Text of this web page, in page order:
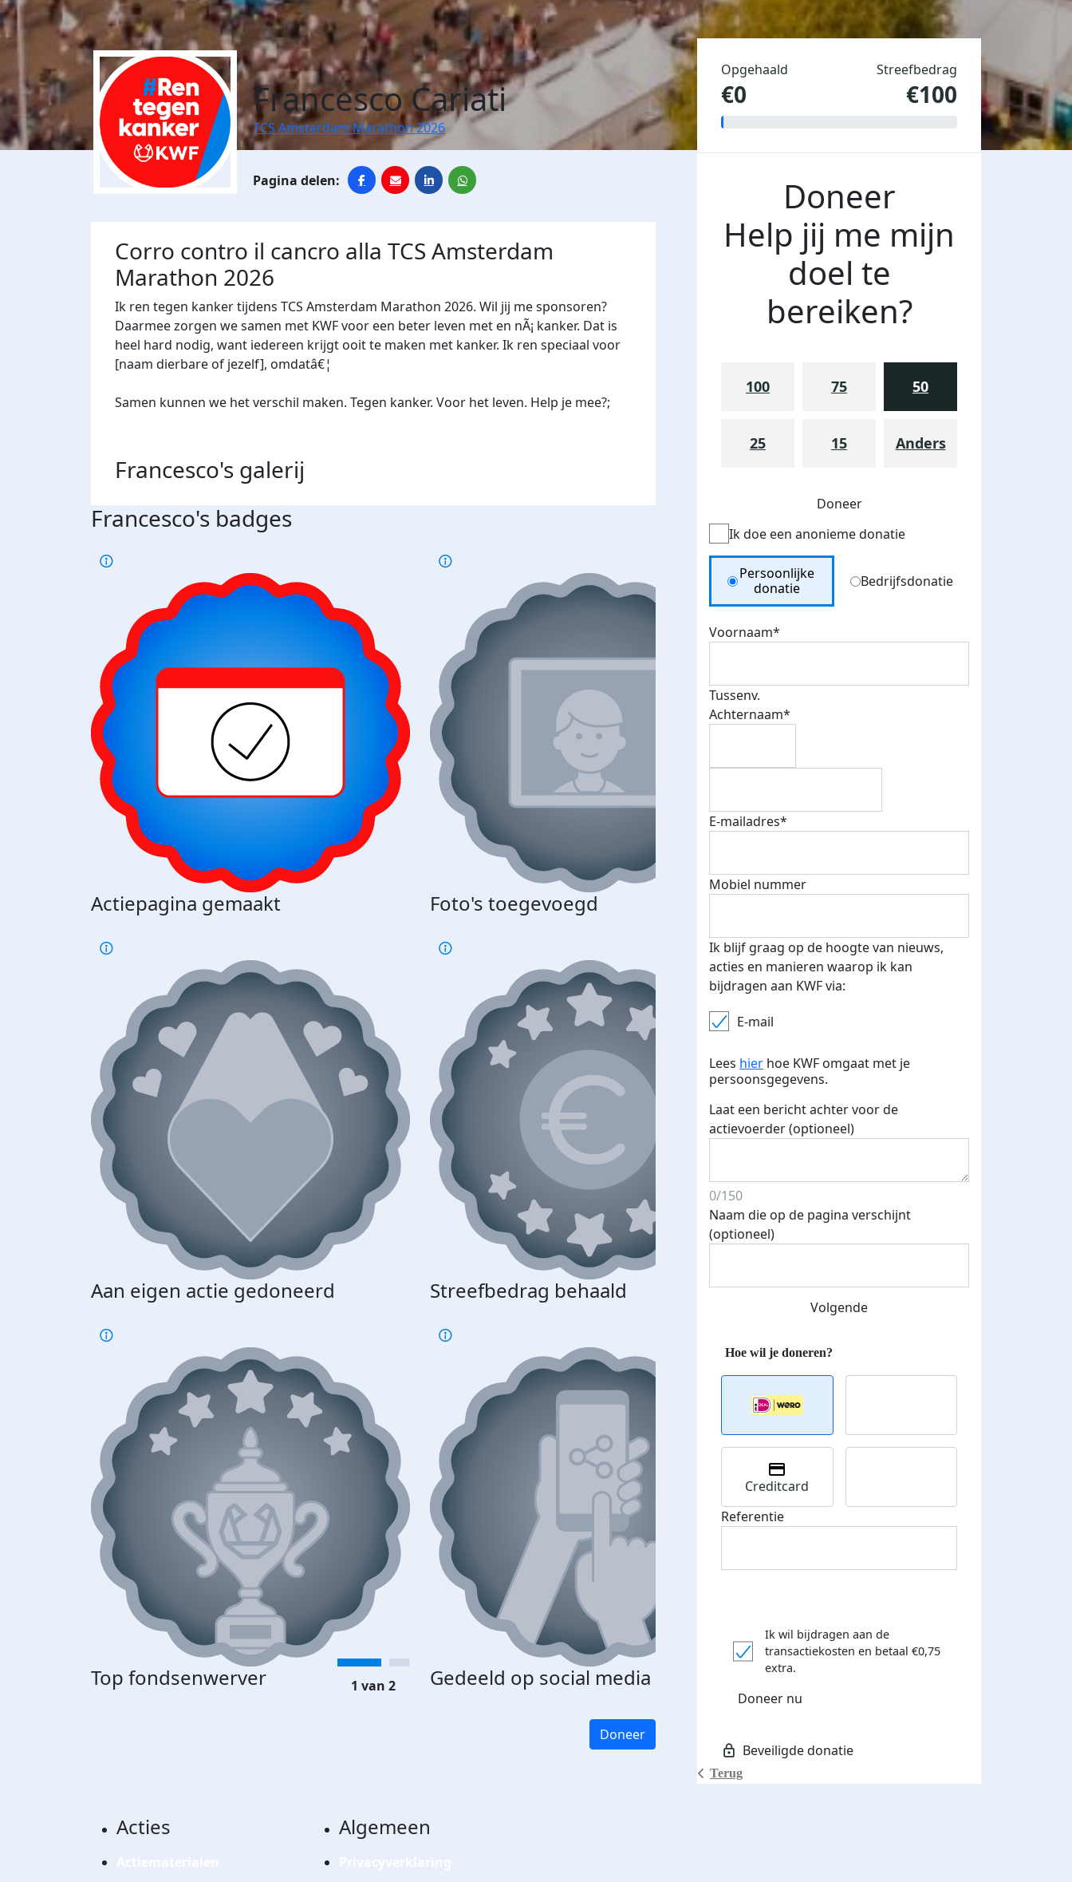
Francesco Cariati
TCS Amsterdam Marathon 2026
Corro contro il cancro alla TCS Amsterdam
Marathon 2026
Ik ren tegen kanker tijdens TCS Amsterdam Marathon 2026. Wil jij me sponsoren?
Daarmee zorgen we samen met KWF voor een beter leven met en nÃ¡ kanker. Dat is
heel hard nodig, want iedereen krijgt ooit te maken met kanker. Ik ren speciaal voor
[naam dierbare of jezelf], omdatâ€¦
Samen kunnen we het verschil maken. Tegen kanker. Voor het leven. Help je mee?;
Francesco's galerij
Francesco's badges
Actiepagina gemaakt Foto's toegevoegd E-mails verstuurd
Aan eigen actie gedoneerd Streefbedrag behaald Streefbedrag verhoogd
Top fondsenwerver Gedeeld op social media Donateurs bedankt
€500 euro opgehaald: t-shirt
1 van 2
Doneer
Opgehaald
€0
Streefbedrag
€100
Doneer
Help jij me mijn
doel te
bereiken?
100 75 50
25 15 Anders
Doneer
Ik doe een anonieme donatie
Donation Type
Persoonlijke
donatie
Bedrijfsdonatie
Voornaam*
Tussenv.
Achternaam*
E-mailadres*
Mobiel nummer
Ik blijf graag op de hoogte van nieuws,
acties en manieren waarop ik kan
bijdragen aan KWF via:
E-mail
Lees hier hoe KWF omgaat met je
persoonsgegevens.
Laat een bericht achter voor de
actievoerder (optioneel)
0/150
Naam die op de pagina verschijnt
(optioneel)
Volgende
Terug
Creditcard
Referentie
Ik wil bijdragen aan de
transactiekosten en betaal €0,75
extra.
Doneer nu
Acties Algemeen